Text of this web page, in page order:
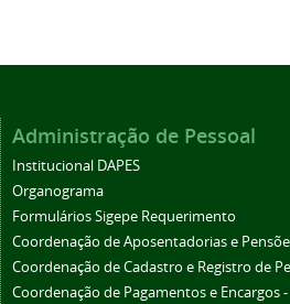
Administração de Pessoal
Institucional DAPES
Organograma
Formulários Sigepe Requerimento
Coordenação de Aposentadorias e
Coordenação de Cadastro e Registro de
Coordenação de Pagamentos e Encargos -